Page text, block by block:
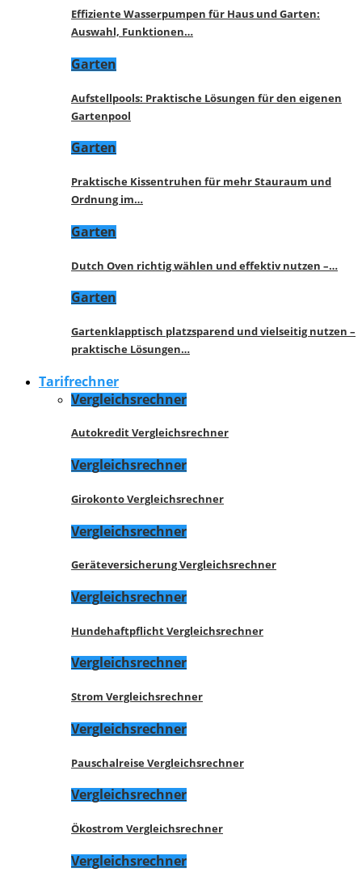
Effiziente Wasserpumpen für Haus und Garten:
Auswahl, Funktionen…
Garten
Aufstellpools: Praktische Lösungen für den eigenen
Gartenpool
Garten
Praktische Kissentruhen für mehr Stauraum und
Ordnung im…
Garten
Dutch Oven richtig wählen und effektiv nutzen –…
Garten
Gartenklapptisch platzsparend und vielseitig nutzen –
praktische Lösungen…
Tarifrechner
Vergleichsrechner
Autokredit Vergleichsrechner
Vergleichsrechner
Girokonto Vergleichsrechner
Vergleichsrechner
Geräteversicherung Vergleichsrechner
Vergleichsrechner
Hundehaftpflicht Vergleichsrechner
Vergleichsrechner
Strom Vergleichsrechner
Vergleichsrechner
Pauschalreise Vergleichsrechner
Vergleichsrechner
Ökostrom Vergleichsrechner
Vergleichsrechner